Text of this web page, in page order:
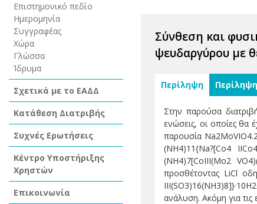
Επιστημονικό πεδίο
Ημερομηνία
Συγγραφέας
Χώρα
Γλώσσα
Ίδρυμα
Σχετικά με το ΕΑΔΔ
Κατάθεση Διατριβής
Συχνές Ερωτήσεις
Κέντρο Υποστήριξης
Χρηστών
Επικοινωνία
Σύνθεση και
ψευδαργύρου με
Περίληψη
Στην παρούσα
ενώσεις, οι οποίες θα
παρουσία
(NH4)11{Na?[Co4
(NH4)7[CoIII(Mo2
προσθέτοντας LiCl
ανάλυση. Ακόμη για τις